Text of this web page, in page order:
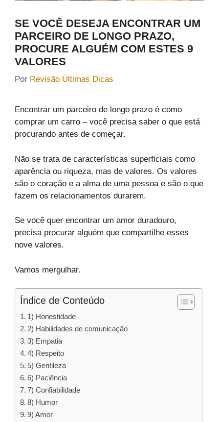
SE VOCÊ DESEJA ENCONTRAR UM
PARCEIRO DE LONGO PRAZO,
PROCURE ALGUÉM COM ESTES 9
VALORES
Por Revisão Últimas Dicas
Encontrar um parceiro de longo prazo é como
comprar um carro – você precisa saber o que está
procurando antes de começar.
Não se trata de características superficiais como
aparência ou riqueza, mas de valores. Os valores
são o coração e a alma de uma pessoa e são o que
fazem os relacionamentos durarem.
Se você quer encontrar um amor duradouro,
precisa procurar alguém que compartilhe esses
nove valores.
Vamos mergulhar.
Índice de Conteúdo
1) Honestidade
2) Habilidades de comunicação
3) Empatia
4) Respeito
5) Gentileza
6) Paciência
7) Confiabilidade
8) Humor
9) Amor